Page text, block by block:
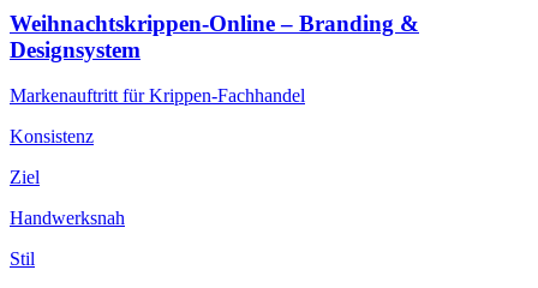
Weihnachtskrippen-Online – Branding &
Designsystem
Markenauftritt für Krippen-Fachhandel
Konsistenz
Ziel
Handwerksnah
Stil